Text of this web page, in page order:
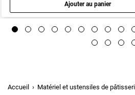
Ajouter au panier
Aperçu
Accueil Matériel et ustensiles de